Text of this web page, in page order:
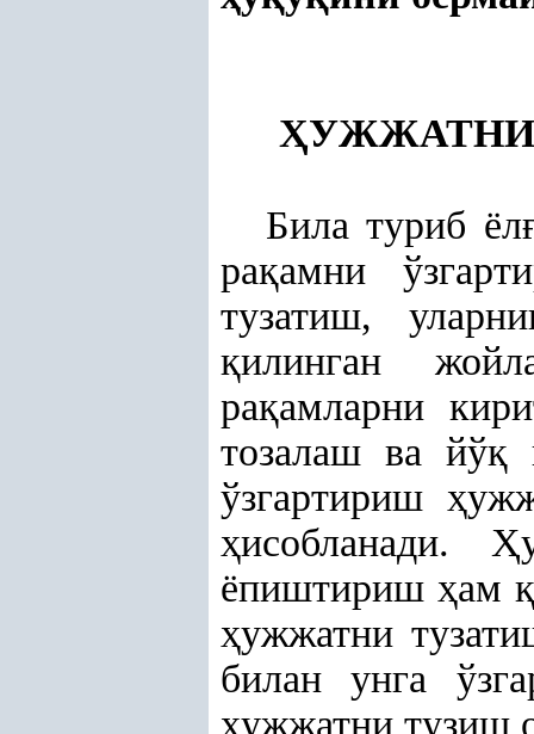
Ҳ
Била туриб ёл
рақамни
тузатиш,
қилинган
рақамларни
тозалаш ва йўқ
ўзгартириш ҳ
ҳисобланади. Ҳ
ёпиштиришҳам
ҳужжатни
билан унга
ҳужжатни тузиш